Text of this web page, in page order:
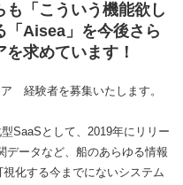
も「こういう機能欲し
「Aisea」を今後さら
求めています！
経験者を募集いたします。
SaaSとして、2019年にリリー
データなど、船のあらゆる情報
化する今までにないシステム